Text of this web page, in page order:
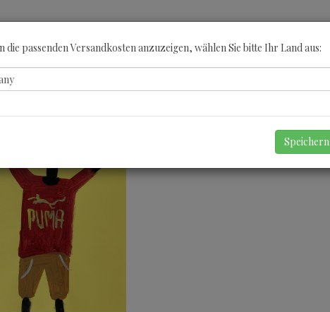
die passenden Versandkosten anzuzeigen, wählen Sie bitte Ihr Land aus:
Speichern